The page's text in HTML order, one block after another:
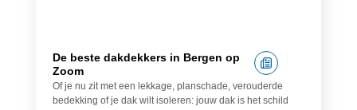
De beste dakdekkers in Bergen op
Zoom
Of je nu zit met een lekkage, planschade, verouderde
bedekking of je dak wilt isoleren: jouw dak is het schild